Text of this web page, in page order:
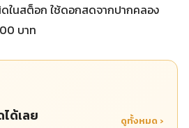
ในสต็อก ใช้ดอกสดจากปากคลอง
บาท
ด้เลย ดูทั้งหมด ›